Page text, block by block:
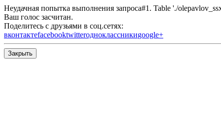
Неудачная попытка выполнения запроса#1. Table './
Ваш голос засчитан.
Поделитесь с друзьями в соц.сетях:
вконтактеfacebooktwitterодноклассникиgoogle+